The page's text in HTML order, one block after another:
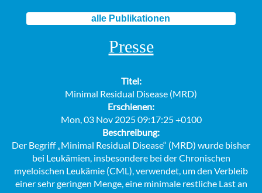
alle Publikationen
Presse
Titel:
Minimal Residual Disease (MRD)
Erschienen:
Mon, 03 Nov 2025 09:17:25 +0100
Beschreibung:
Der Begriff „Minimal Residual Disease“ (MRD) wurde bisher
bei Leukämien, insbesondere bei der Chronischen
myeloischen Leukämie (CML), verwendet, um den Verbleib
einer sehr geringen Menge, eine minimale restliche Last an